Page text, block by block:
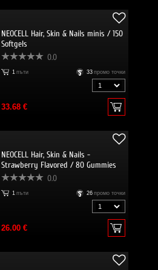
NEOCELL Hair, Skin & Nails minis / 150
Softgels
0.0
1 пъти 33 промо точки
33.68 €
NEOCELL Hair, Skin & Nails -
Strawberry Flavored / 80 Gummies
0.0
1 пъти 26 промо точки
26.00 €